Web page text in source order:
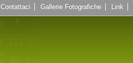
Contattaci Gallerie Fotografiche Link